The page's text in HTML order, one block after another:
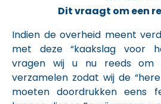
Dit vraagt om een
Indien de overheid meent
met deze “kaakslag voor
vragen wij u nu reeds
verzamelen zodat wij de
moeten doordrukken eens